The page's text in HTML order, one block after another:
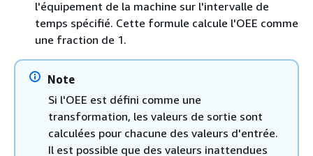
l'équipement de la machine sur l'intervalle de
temps spécifié. Cette formule calcule l'OEE comme
une fraction de 1.
Note
Si l'OEE est défini comme une
transformation, les valeurs de sortie sont
calculées pour chacune des valeurs d'entrée.
Il est possible que des valeurs inattendues